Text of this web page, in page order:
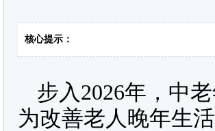
核心提示：
步入2026年，中
为改善老人晚年生